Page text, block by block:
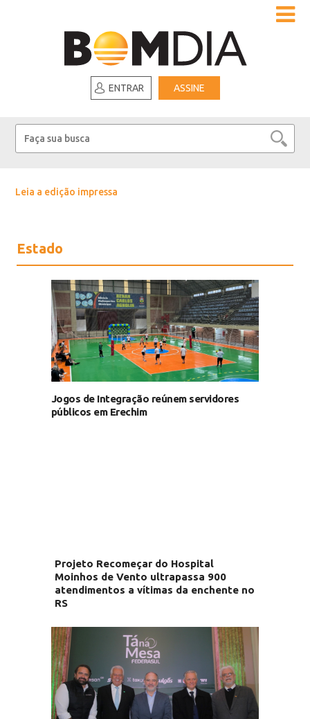
ENTRAR ASSINE
Leia a edição impressa
Estado
Jogos de Integração reúnem servidores
públicos em Erechim
Projeto Recomeçar do Hospital
Moinhos de Vento ultrapassa 900
atendimentos a vítimas da enchente no
RS